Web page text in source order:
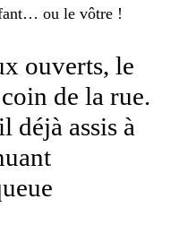
ou le vôtre !
ouverts, le
de la rue.
déjà assis à